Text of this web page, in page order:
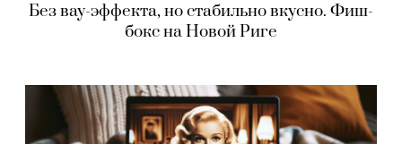
Без вау-эффекта, но стабильно вкусно. Фиш-
бокс на Новой Риге